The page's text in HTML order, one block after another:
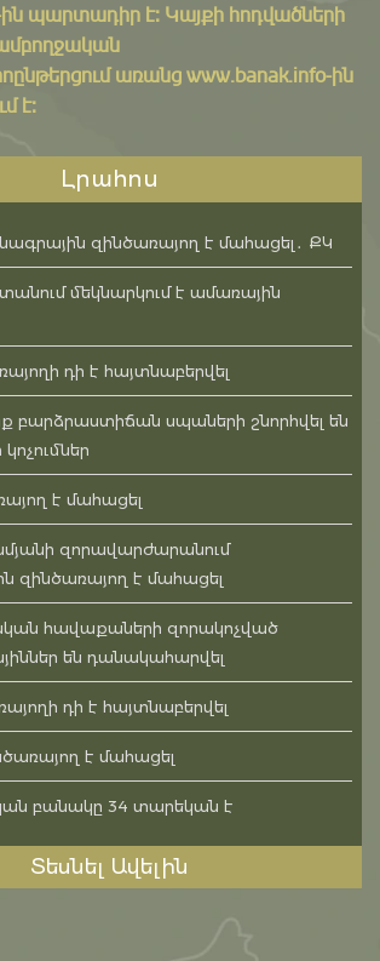
պարտադիր է: Կայքի հոդվածների
առանց www.banak.info-ին
է:
Լրահոս
զինծառայող է մահացել․ ՔԿ
մեկնարկում է ամառային
դի է հայտնաբերվել
բարձրաստիճան սպաների շնորհվել են
է մահացել
զորավարժարանում
զինծառայող է մահացել
հավաքաների զորակոչված
են դանակահարվել
դի է հայտնաբերվել
է մահացել
բանակը 34 տարեկան է
Տեսնել Ավելին